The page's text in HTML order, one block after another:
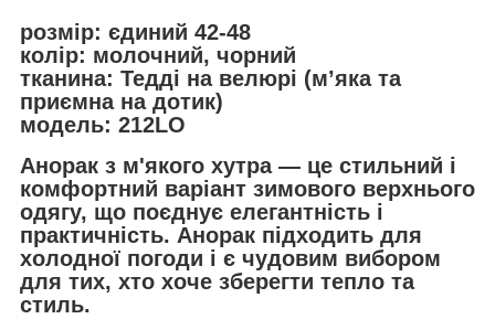
розмір: єдиний 42-48
колір: молочний, чорний
тканина: Тедді на велюрі (м’яка та
приємна на дотик)
модель: 212LO
Анорак з м'якого хутра— це стильний і
комфортний варіант зимового верхнього
одягу, що поєднує елегантність і
практичність. Анорак підходить для
холодної погоди і є чудовим вибором
для тих, хто хоче зберегти тепло та
стиль.